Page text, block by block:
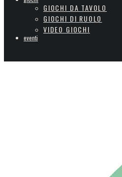
GIOCHI DA TAVOLO
GIOCHI DI RUOLO
VIDEO GIOCHI
eventi